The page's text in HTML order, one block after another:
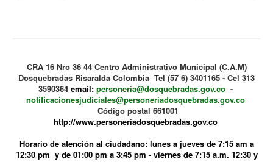
CRA 16 Nro 36 44 Centro Administrativo Municipal (C.A.M)
Dosquebradas Risaralda Colombia Tel (57 6) 3401165 - Cel 313
3590364 email: personeria@dosquebradas.gov.co-
notificacionesjudiciales@personeriadosquebradas.gov.co
Código postal 661001
http://www.personeriadosquebradas.gov.co
Horario de atención al ciudadano: lunes a jueves de 7:15 am a
12:30 pm y de 01:00 pm a 3:45 pm - viernes de 7:15 a.m. 12:30 y